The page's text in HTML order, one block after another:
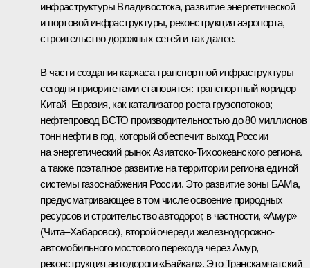
инфраструктуры Владивостока, развитие энергетической
и портовой инфраструктуры, реконструкция аэропорта,
строительство дорожных сетей и так далее.
В части создания каркаса транспортной инфраструктуры
сегодня приоритетами становятся: транспортный коридор
Китай–Евразия, как катализатор роста грузопотоков;
нефтепровод ВСТО производительностью до 80 миллионов
тонн нефти в год, который обеспечит выход России
на энергетический рынок Азиатско-Тихоокеанского региона,
а также поэтапное развитие на территории региона единой
системы газоснабжения России. Это развитие зоны БАМа,
предусматривающее в том числе освоение природных
ресурсов и строительство автодорог, в частности, «Амур»
(Чита–Хабаровск), второй очереди железнодорожно-
автомобильного мостового перехода через Амур,
реконструкция автодороги «Байкал». Это Транскамчатский